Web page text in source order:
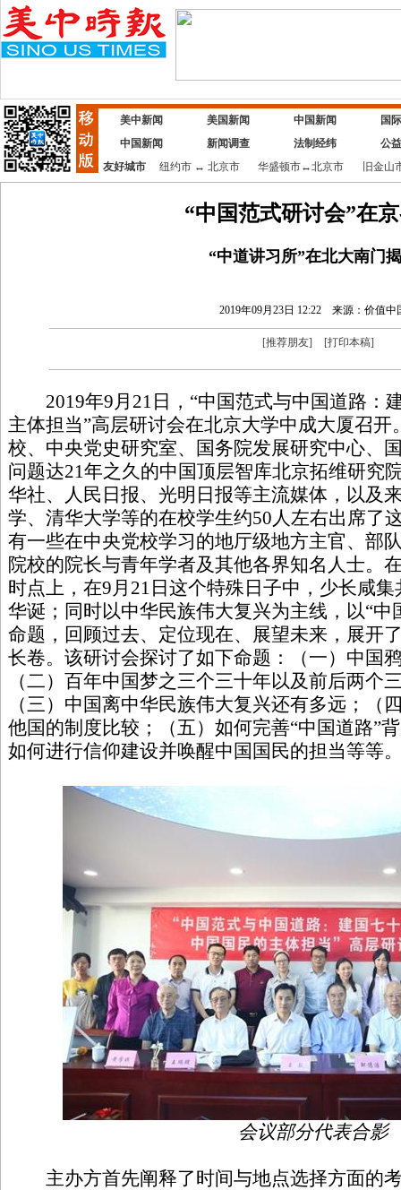
美中新闻 美国新闻 中国新闻
国
中国新闻
新闻调查 法制经纬
公
友好城市
纽约市↔ 北京市 华盛顿市↔北京市 旧金山
“中国范式研讨会”在
“中道讲习所”在北大南门
2019年09月23日 12:22 来源：价值中
[推荐朋友] [打印本稿]
2019年9月21日，“中国范式与中国道路：
主体担当”高层研讨会在北京大学中成大厦召
校、中央党史研究室、国务院发展研究中心、
问题达21年之久的中国顶层智库北京拓维研究
华社、人民日报、光明日报等主流媒体，以及
学、清华大学等的在校学生约50人左右出席了
有一些在中央党校学习的地厅级地方主官、部
院校的院长与青年学者及其他各界知名人士。
时点上，在9月21日这个特殊日子中，少长咸
华诞；同时以中华民族伟大复兴为主线，以“中
命题，回顾过去、定位现在、展望未来，展开
长卷。该研讨会探讨了如下命题：（一）中国
（二）百年中国梦之三个三十年以及前后两个
（三）中国离中华民族伟大复兴还有多远；（
他国的制度比较；（五）如何完善“中国道路”
如何进行信仰建设并唤醒中国国民的担当等等
会议部分代表合影
主办方首先阐释了时间与地点选择方面的考